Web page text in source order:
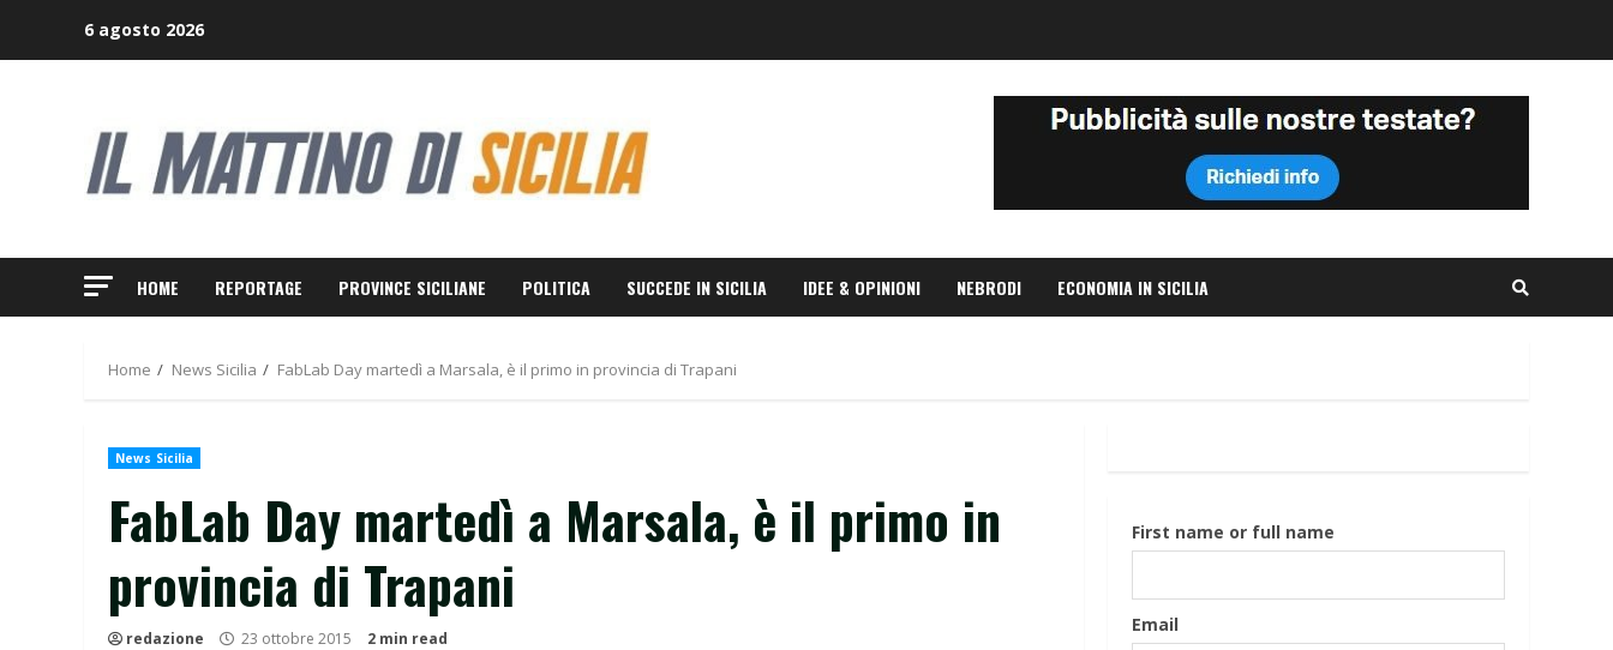
6 agosto 2026
HOME REPORTAGE PROVINCE SICILIANE POLITICA SUCCEDE IN SICILIA IDEE & OPINIONI NEBRODI ECONOMIA IN SICILIA
Home News Sicilia FabLab Day martedì a Marsala, è il primo in provincia di Trapani
News Sicilia
FabLab Day martedì a Marsala, è il primo in
provincia di Trapani
redazione 23 ottobre 2015 2 min read
First name or full name
Email